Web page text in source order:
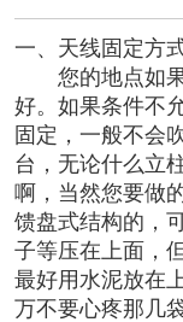
一、天线固定方
您的地点如果
好。如果条件不
固定，一般不会
台，无论什么立
啊，当然您要做
馈盘式结构的，
子等压在上面，
最好用水泥放在
万不要心疼那几